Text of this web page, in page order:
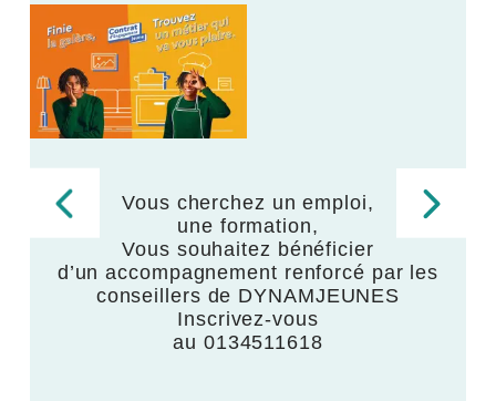
Vous cherchez un emploi,
une formation,
Vous souhaitez bénéficier
d’un accompagnement renforcé par les
conseillers de DYNAMJEUNES
Inscrivez-vous
au 0134511618